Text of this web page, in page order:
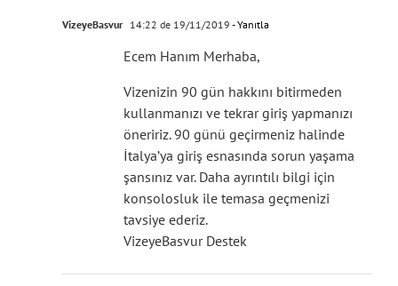
VizeyeBasvur 14:22 de 19/11/2019 - Yanıtla
Ecem Hanım Merhaba,
Vizenizin 90 gün hakkını bitirmeden
kullanmanızı ve tekrar giriş yapmanızı
öneririz. 90 günü geçirmeniz halinde
İtalya’ya giriş esnasında sorun yaşama
şansınız var. Daha ayrıntılı bilgi için
konsolosluk ile temasa geçmenizi
tavsiye ederiz.
VizeyeBasvur Destek